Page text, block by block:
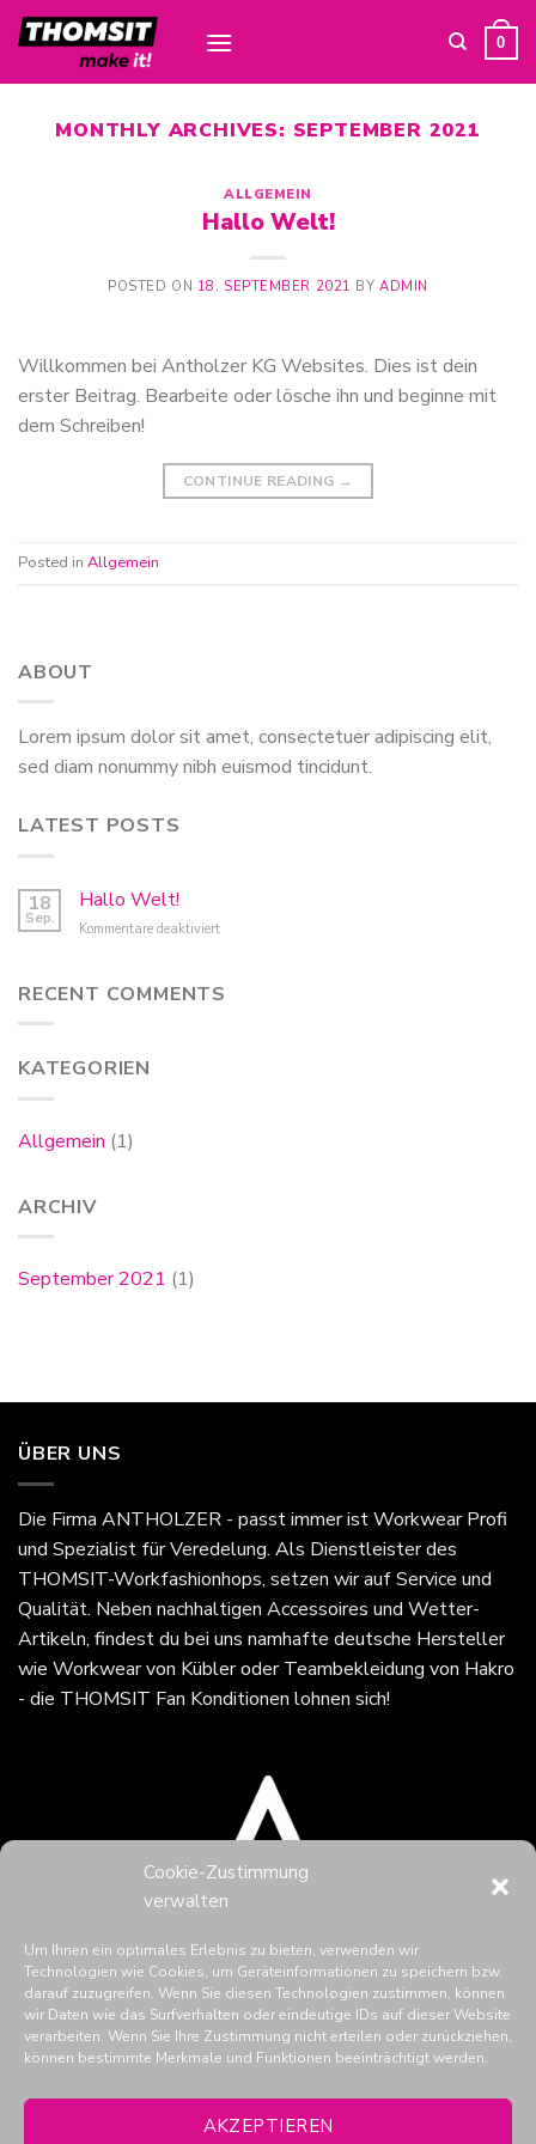
Cookie-Zustimmung
verwalten
Um Ihnen ein optimales Erlebnis zu bieten, verwenden wir
Technologien wie Cookies, um Geräteinformationen zu speichern bzw.
darauf zuzugreifen. Wenn Sie diesen Technologien zustimmen, können
wir Daten wie das Surfverhalten oder eindeutige IDs auf dieser Website
verarbeiten. Wenn Sie Ihre Zustimmung nicht erteilen oder zurückziehen,
können bestimmte Merkmale und Funktionen beeinträchtigt werden.
AKZEPTIEREN
Skip
0
MONTHLY ARCHIVES: SEPTEMBER 2021
ALLGEMEIN
Hallo Welt!
POSTED ON 18. SEPTEMBER 2021 BYADMIN
Willkommen bei Antholzer KG Websites. Dies ist dein
erster Beitrag. Bearbeite oder lösche ihn und beginne mit
dem Schreiben!
CONTINUE READING →
Posted in Allgemein
ABOUT
Lorem ipsum dolor sit amet, consectetuer adipiscing elit,
sed diam nonummy nibh euismod tincidunt.
LATEST POSTS
18
Sep.
Hallo Welt!
Kommentare deaktiviertfür
RECENT COMMENTS
KATEGORIEN
Allgemein (1)
ARCHIV
September 2021 (1)
ÜBER UNS
Die Firma ANTHOLZER - passt immerist Workwear Profi
und Spezialist für Veredelung. Als Dienstleister des
THOMSIT-Workfashionhops, setzen wir auf Service und
Qualität. Neben nachhaltigen Accessoires und Wetter-
Artikeln, findest du bei uns namhafte deutsche Hersteller
wie Workwear von Kübler oder Teambekleidung von Hakro
- die THOMSIT Fan Konditionen lohnen sich!
THOMSIT in den Social Media